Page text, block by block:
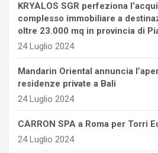
KRYALOS SGR perfeziona
complesso immobiliare a
oltre 23.000 mq in provincia di
24 Luglio 2024
Mandarin Oriental annuncia
residenze private a Bali
24 Luglio 2024
CARRON SPA a Roma per Torri
24 Luglio 2024